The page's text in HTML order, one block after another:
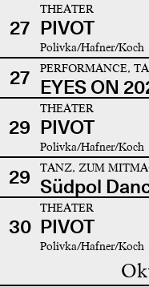
27
THEATER
PIVOT
Polivka/Hafner/Koch
27 PERFORMANCE,
EYES ON
29
THEATER
PIVOT
Polivka/Hafner/Koch
29 TANZ, ZUM
Südpol
30
THEATER
PIVOT
Polivka/Hafner/Koch